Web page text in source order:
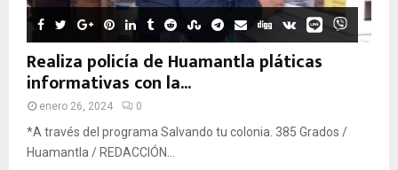
Realiza policía de Huamantla pláticas
informativas con la...
enero 26, 2024 0
*A través del programa Salvando tu colonia. 385 Grados /
Huamantla / REDACCIÓN...